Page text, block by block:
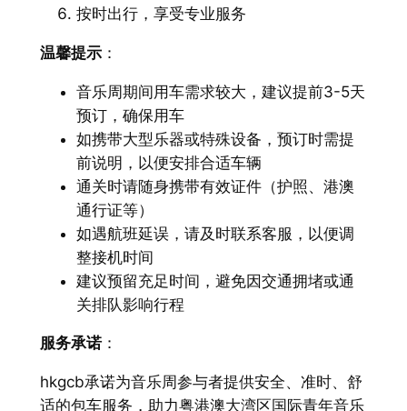
按时出行，享受专业服务
温馨提示：
音乐周期间用车需求较大，建议提前3-5天
预订，确保用车
如携带大型乐器或特殊设备，预订时需提
前说明，以便安排合适车辆
通关时请随身携带有效证件（护照、港澳
通行证等）
如遇航班延误，请及时联系客服，以便调
整接机时间
建议预留充足时间，避免因交通拥堵或通
关排队影响行程
服务承诺：
hkgcb承诺为音乐周参与者提供安全、准时、舒
适的包车服务，助力粤港澳大湾区国际青年音乐